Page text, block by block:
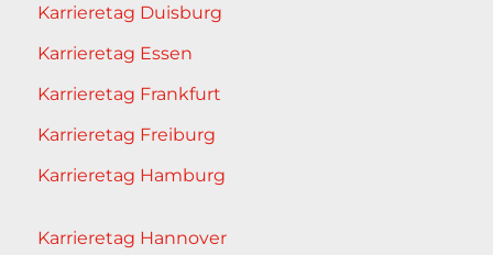
Karrieretag Duisburg
Karrieretag Essen
Karrieretag Frankfurt
Karrieretag Freiburg
Karrieretag Hamburg
Karrieretag Hannover